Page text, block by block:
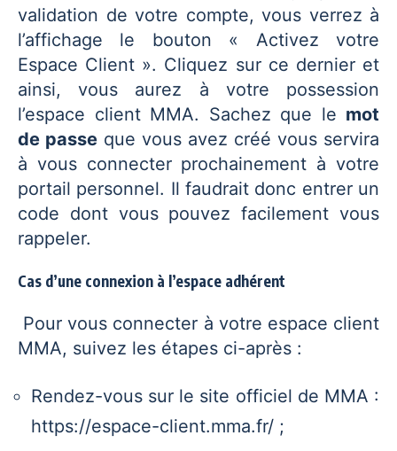
validation de votre compte, vous verrez à
l’affichage le bouton « Activez votre
Espace Client ». Cliquez sur ce dernier et
ainsi, vous aurez à votre possession
l’espace client MMA. Sachez que le mot
de passe que vous avez créé vous servira
à vous connecter prochainement à votre
portail personnel. Il faudrait donc entrer un
code dont vous pouvez facilement vous
rappeler.
Cas d’une connexion à l’espace adhérent
Pour vous connecter à votre espace client
MMA, suivez les étapes ci-après :
Rendez-vous sur le site officiel de MMA :
https://espace-client.mma.fr/ ;